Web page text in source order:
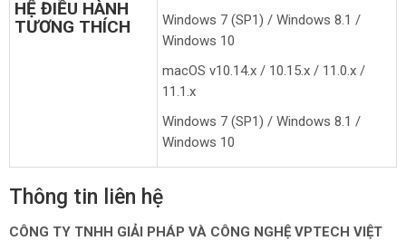
HỆ ĐIỀU HÀNH
TƯƠNG THÍCH
Windows 7 (SP1) / Windows 8.1 /
Windows 10
macOS v10.14.x / 10.15.x / 11.0.x /
11.1.x
Windows 7 (SP1) / Windows 8.1 /
Windows 10
Thông tin liên hệ
CÔNG TY TNHH GIẢI PHÁP VÀ CÔNG NGHỆ VPTECH VIỆT